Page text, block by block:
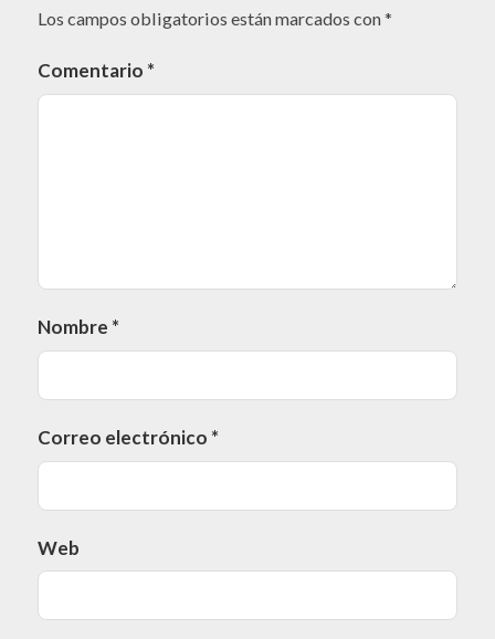
Los campos obligatorios están marcados con*
Comentario *
Nombre *
Correo electrónico *
Web